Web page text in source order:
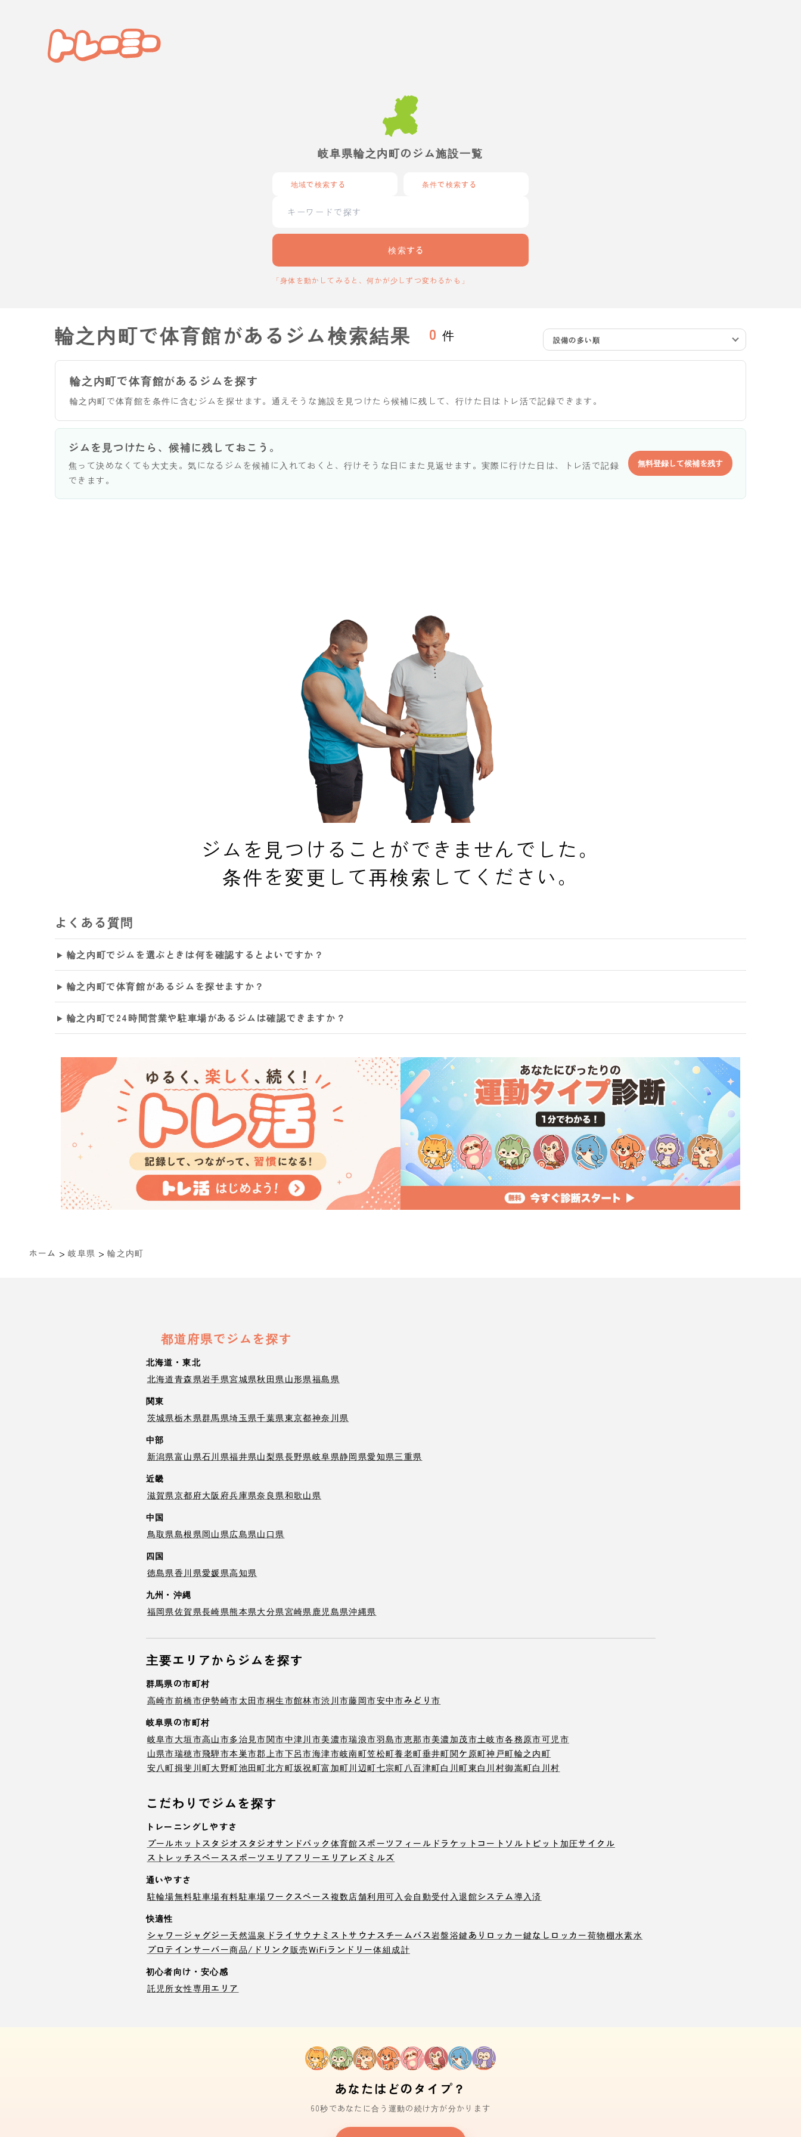
岐阜県輪之内町のジム施設一覧
地域で検索する 条件で検索する
検索する
「身体を動かしてみると、何かが少しずつ変わるかも」
輪之内町で体育館があるジム検索結果 0 件 設備の多い順
輪之内町で体育館があるジムを探す
輪之内町で体育館を条件に含むジムを探せます。通えそうな施設を見つけたら候補に残して、行けた日はトレ活で記録できます。
ジムを見つけたら、候補に残しておこう。
焦って決めなくても大丈夫。気になるジムを候補に入れておくと、行けそうな日にまた見返せます。実際に行けた日は、トレ活で記録
できます。
無料登録して候補を残す
ジムを見つけることができませんでした。
条件を変更して再検索してください。
よくある質問
輪之内町でジムを選ぶときは何を確認するとよいですか？
輪之内町で体育館があるジムを探せますか？
輪之内町で24時間営業や駐車場があるジムは確認できますか？
ホーム > 岐阜県 > 輪之内町
都道府県でジムを探す
北海道・東北
北海道青森県岩手県宮城県秋田県山形県福島県
関東
茨城県栃木県群馬県埼玉県千葉県東京都神奈川県
中部
新潟県富山県石川県福井県山梨県長野県岐阜県静岡県愛知県三重県
近畿
滋賀県京都府大阪府兵庫県奈良県和歌山県
中国
鳥取県島根県岡山県広島県山口県
四国
徳島県香川県愛媛県高知県
九州・沖縄
福岡県佐賀県長崎県熊本県大分県宮崎県鹿児島県沖縄県
主要エリアからジムを探す
群馬県の市町村
高崎市前橋市伊勢崎市太田市桐生市館林市渋川市藤岡市安中市みどり市
岐阜県の市町村
岐阜市大垣市高山市多治見市関市中津川市美濃市瑞浪市羽島市恵那市美濃加茂市土岐市各務原市可児市
山県市瑞穂市飛騨市本巣市郡上市下呂市海津市岐南町笠松町養老町垂井町関ケ原町神戸町輪之内町
安八町揖斐川町大野町池田町北方町坂祝町富加町川辺町七宗町 八百津町白川町東白川村御嵩町白川村
こだわりでジムを探す
トレーニングしやすさ
プールホットスタジオ スタジオサンドバック 体育館スポーツフィールド ラケットコート ソルトピット 加圧サイクル
ストレッチスペーススポーツエリア フリーエリア レズミルズ
通いやすさ
駐輪場無料駐車場有料駐車場 ワークスペース複数店舗利用可入会自動受付 入退館システム導入済
快適性
シャワージャグジー天然温泉 ドライサウナ ミストサウナ スチームバス岩盤浴鍵ありロッカー鍵なしロッカー荷物棚水素水
プロテインサーバー商品/ドリンク販売WiFi ランドリー体組成計
初心者向け・安心感
託児所女性専用エリア
あなたはどのタイプ？
60秒であなたに合う運動の続け方が分かります